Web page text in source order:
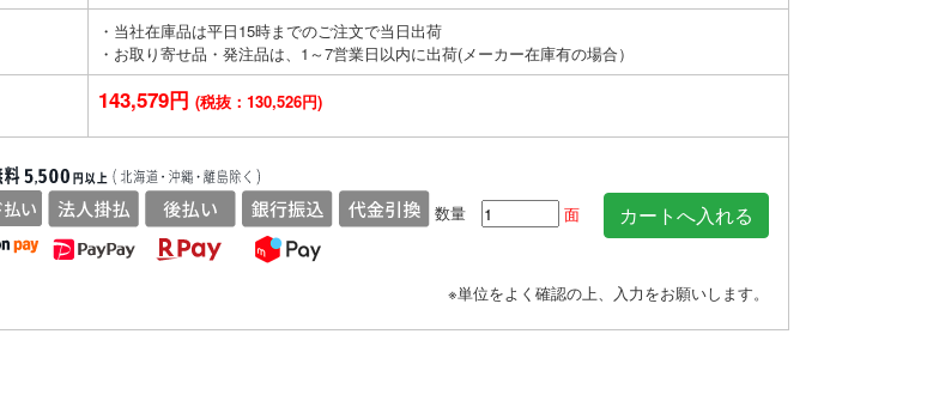
・当社在庫品は平日15時までのご注文で当日出荷
・お取り寄せ品・発注品は、1～7営業日以内に出荷(メーカー在庫有の場合）
143,579円 (税抜：130,526円)
数量 面
※単位をよく確認の上、入力をお願いします。